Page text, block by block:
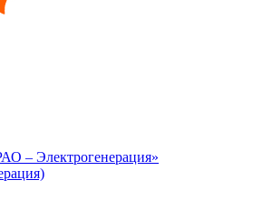
– Электрогенерация»